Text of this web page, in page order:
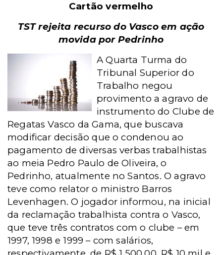
Cartão vermelho
TST rejeita recurso do Vasco em ação
movida por Pedrinho
A Quarta Turma do
Tribunal Superior do
Trabalho negou
provimento a agravo de
instrumento do Clube de
Regatas Vasco da Gama, que buscava
modificar decisão que o condenou ao
pagamento de diversas verbas trabalhistas
ao meia Pedro Paulo de Oliveira, o
Pedrinho, atualmente no Santos. O agravo
teve como relator o ministro Barros
Levenhagen.O jogador informou, na inicial
da reclamação trabalhista contra o Vasco,
que teve três contratos com o clube – em
1997, 1998 e 1999 – com salários,